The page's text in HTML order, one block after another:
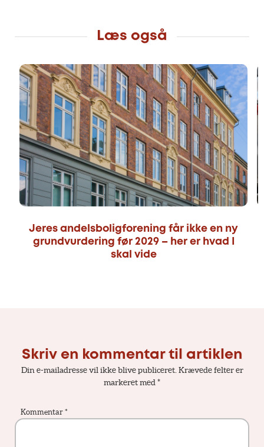
Læs også
Jeres andelsboligforening får ikke en ny
grundvurdering før 2029 – her er hvad I
skal vide
Skriv en kommentar til artiklen
Din e-mailadresse vil ikke blive publiceret. Krævede felter er
markeret med*
Kommentar *